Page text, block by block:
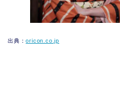
出典：oricon.co.jp